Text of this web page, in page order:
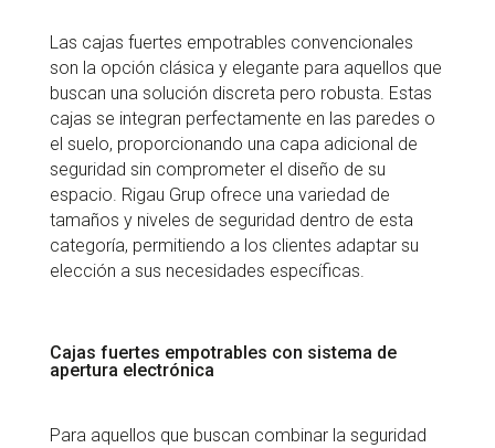
Las cajas fuertes empotrables convencionales
son la opción clásica y elegante para aquellos que
buscan una solución discreta pero robusta. Estas
cajas se integran perfectamente en las paredes o
el suelo, proporcionando una capa adicional de
seguridad sin comprometer el diseño de su
espacio. Rigau Grup ofrece una variedad de
tamaños y niveles de seguridad dentro de esta
categoría, permitiendo a los clientes adaptar su
elección a sus necesidades específicas.
Cajas fuertes empotrables con sistema de
apertura electrónica
Para aquellos que buscan combinar la seguridad